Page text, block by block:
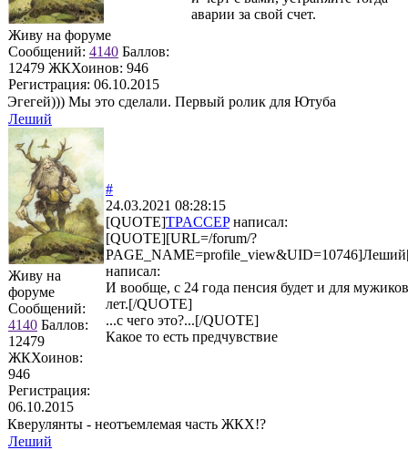
Живу на форуме
Сообщений: 4140 Баллов:
12479 ЖКХоинов: 946
Регистрация: 06.10.2015
аварии за свой счет.
Эгегей))) Мы это сделали. Первый ролик для Ютуба
Леший
Живу на
форуме
Сообщений:
4140 Баллов:
12479
ЖКХоинов:
946
Регистрация:
06.10.2015
#
24.03.2021 08:28:15
[QUOTE]TPACCEPнаписал:
[QUOTE][URL=/forum/?
написал:
И вообще, с 24 года пенсия будет и для
лет.[/QUOTE]
...с чего это?...[/QUOTE]
Какое то есть предчувствие
Кверулянты - неотъемлемая часть ЖКХ!?
Леший